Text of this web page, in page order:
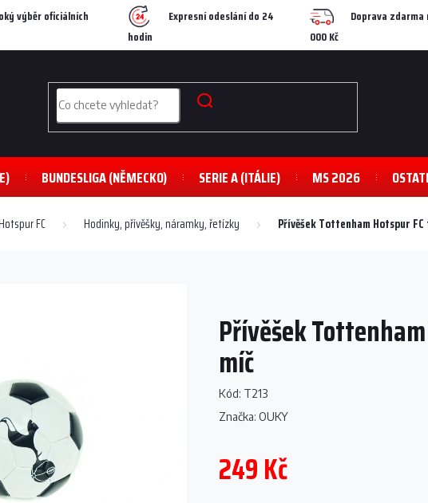
výběr oficiálních
Expresní odeslání do 24
hodin
Doprava zdarma
000 Kč
BUNDESLIGA (NĚMECKO) SERIE A (ITÁLIE) MS 2026
FC Hodinky, přívěšky, náramky, řetízky Přívěšek Tottenham Hotspur
Přívěšek
míč
Kód: T213
Značka: OUKY
249 Kč